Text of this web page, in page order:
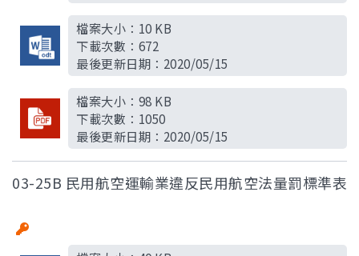
檔案大小： 10 KB
下載次數： 672
最後更新日期： 2020/05/15
檔案大小： 98 KB
下載次數： 1050
最後更新日期： 2020/05/15
03-25B 民用航空運輸業違反民用航空法量罰標準表